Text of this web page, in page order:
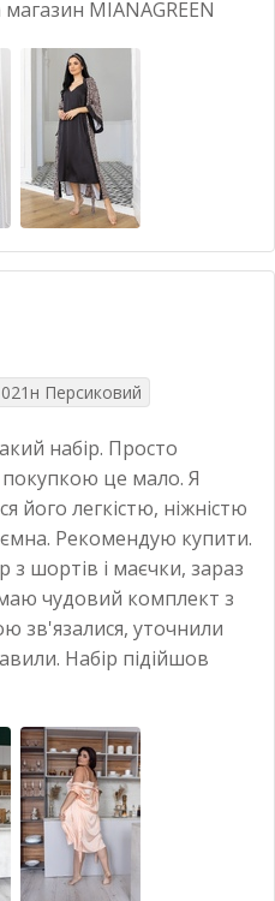
MIANAGREEN
Персиковий
набір. Просто
це мало. Я
його легкістю, ніжністю
Рекомендую купити.
з шортів і маєчки, зараз
чудовий комплект з
зв'язалися, уточнили
Набір підійшов